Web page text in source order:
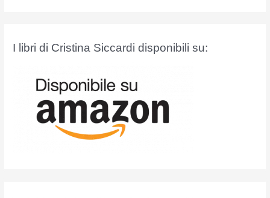
I libri di Cristina Siccardi disponibili su: